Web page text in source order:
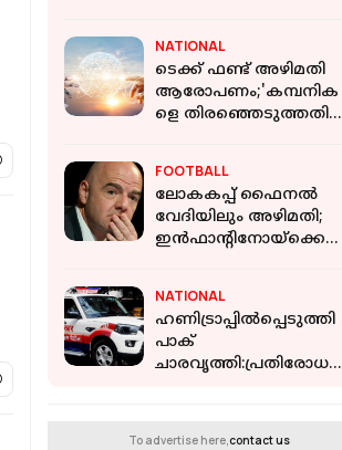
NATIONAL
ടെക്ക് ഫണ്ട് അഴിമതി
ആരോപണം;'കമ്പനിക
ളെ തിരഞ്ഞെടുത്തതില്‍
നടന്നില്ല': കേന്ദ്രം
FOOTBALL
ലോകകപ്പ് ഫൈനൽ
വേദിയിലും അഴിമതി;
ഇൻഫാന്റിനോയ്ക്കെതി
NATIONAL
ഹണിട്രാപ്പിൽപ്പെടുത്തി
പാക്
ചാരവൃത്തി:പ്രതിരോധ
To advertise here,contact us